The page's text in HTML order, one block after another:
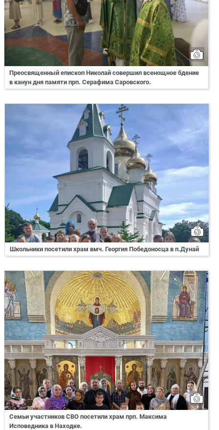
Преосвященный епископ Николай совершил всенощное бдение
в канун дня памяти прп. Серафима Саровского.
Школьники посетили храм вмч. Георгия Победоносца в п.Дунай
Семьи участников СВО посетили храм прп. Максима
Исповедника в Находке.